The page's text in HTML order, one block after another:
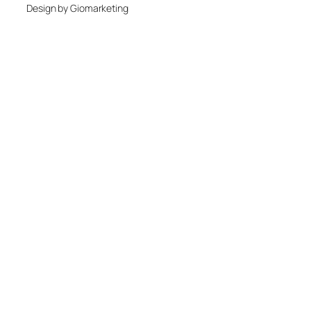
Design by Giomarketing